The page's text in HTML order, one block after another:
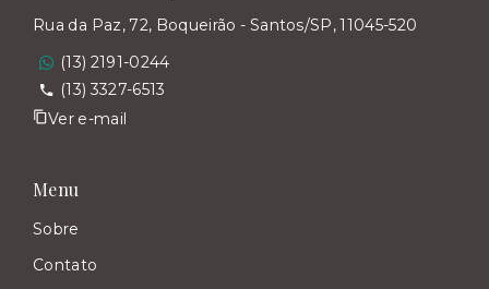
Rua da Paz, 72, Boqueirão - Santos/SP, 11045-520
(13) 2191-0244
(13) 3327-6513
Ver e-mail
Menu
Sobre
Contato